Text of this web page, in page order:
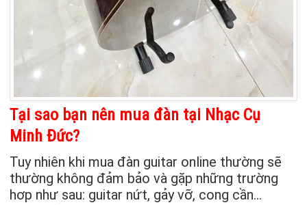
Tại sao bạn nên mua đàn tại Nhạc Cụ
Minh Đức?
Tuy nhiên khi mua đàn guitar online thường sẽ
thường không đảm bảo và gặp những trường
hơp như sau: guitar nứt, gảy vỡ, cong cần…